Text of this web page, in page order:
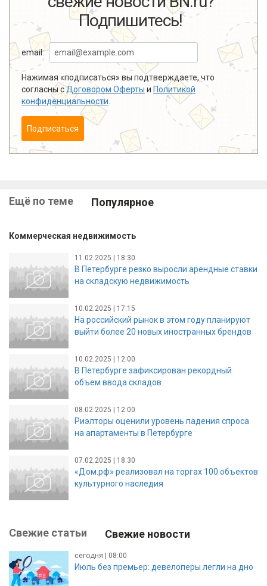
Подпишитесь!
email:
Нажимая «подписаться» вы подтверждаете, что
согласны сДоговором Оферты и Политикой
конфиденциальности
Подписаться
Ещё по теме Популярное
Коммерческая недвижимость
11.02.2025 | 18:30
В Петербурге резко выросли арендные ставки
на складскую недвижимость
10.02.2025 | 17:15
На российский рынок в этом году планируют
выйти более 20 новых иностранных брендов
10.02.2025 | 12:00
В Петербурге зафиксирован рекордный
объем ввода складов
08.02.2025 | 12:00
Риэлторы оценили уровень падения спроса
на апартаменты в Петербурге
07.02.2025 | 18:30
«Дом.рф» реализовал на торгах 100 объектов
культурного наследия
Свежие статьи Свежие новости
сегодня | 08:00
Июль без премьер: девелоперы легли на дно